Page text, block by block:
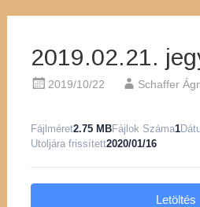
2019.02.21.
2019/10/22 Schaffer
Fájlméret2.75 MBFájlok Száma1
Utoljára frissített2020/01/16
Letöltés